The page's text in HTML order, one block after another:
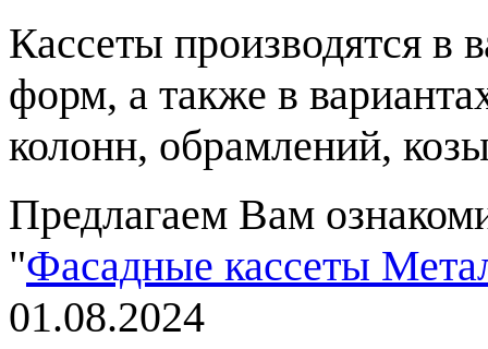
Кассеты производятся в
форм, а также в
колонн, обрамлений,
Предлагаем Вам
"Фасадные кассеты
01.08.2024